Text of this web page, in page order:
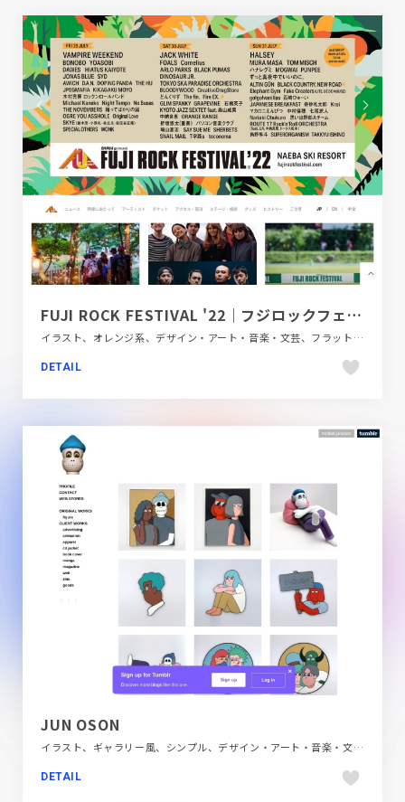
FUJI ROCK FESTIVAL '22｜フジロックフェスティバル '22
イラスト、オレンジ系、デザイン・アート・音楽・文芸、フラットデザイン、ブラウン系、ブランド・サービスサイト、ベージュ・ゴールド系、ポップ、商業施設・レジャー
DETAIL
JUN OSON
イラスト、ギャラリー風、シンプル、デザイン・アート・音楽・文芸、ホワイト系、ポートフォリオ、大きめ写真
DETAIL